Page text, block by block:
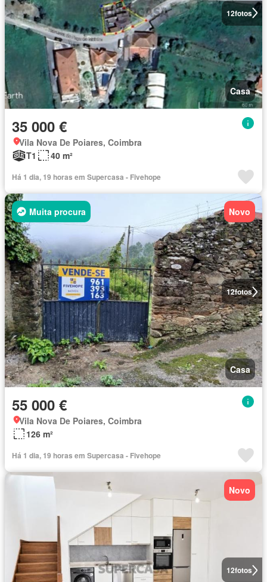
12fotos
Casa
35 000 €
Vila Nova De Poiares, Coimbra
T1
40 m²
Há 1 dia, 19 horas em Supercasa - Fivehope
12fotos
Muita procura Novo
Casa
55 000 €
Vila Nova De Poiares, Coimbra
126 m²
Há 1 dia, 19 horas em Supercasa - Fivehope
12fotos
Novo